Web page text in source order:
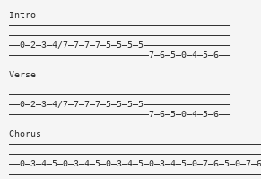
Intro
—————————————————————————————————————————
—————————————————————————————————————————
——0—2—3—4/7—7—7—7—5—5—5—5————————————————
——————————————————————————7—6—5—0—4—5—6——
Verse
—————————————————————————————————————————
—————————————————————————————————————————
——0—2—3—4/7—7—7—7—5—5—5—5————————————————
——————————————————————————7—6—5—0—4—5—6——
Chorus